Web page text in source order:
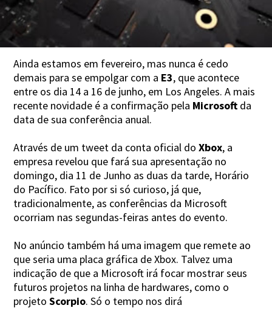
Ainda estamos em fevereiro, mas nunca é cedo
demais para se empolgar com a E3, que acontece
entre os dia 14 a 16 de junho, em Los Angeles. A mais
recente novidade é a confirmação pela Microsoft da
data de sua conferência anual.
Através de um tweet da conta oficial doXbox, a
empresa revelou que fará sua apresentação no
domingo, dia 11 de Junho as duas da tarde, Horário
do Pacífico. Fato por si só curioso, já que,
tradicionalmente, as conferências da Microsoft
ocorriam nas segundas-feiras antes do evento.
No anúncio também há uma imagem que remete ao
que seria uma placa gráfica de Xbox. Talvez uma
indicação de que a Microsoft irá focar mostrar seus
futuros projetos na linha de hardwares, como o
projetoScorpio. Só o tempo nos dirá